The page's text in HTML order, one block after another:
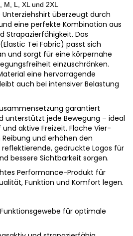
L, XL und 2XL
überzeugt durch
eine perfekte Kombination aus
Strapazierfähigkeit. Das
Tei Fabric) passt sich
und sorgt für eine körpernahe
einzuschränken.
eine hervorragende
auch bei intensiver Belastung
garantiert
unterstützt jede Bewegung – ideal
aktive Freizeit. Flache Vier-
und erhöhen den
gedruckte Logos für
bessere Sichtbarkeit sorgen.
Performance-Produkt für
Funktion und Komfort legen.
für optimale